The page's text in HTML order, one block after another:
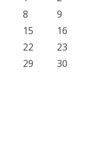
8
9
15
16
22
23
29
30